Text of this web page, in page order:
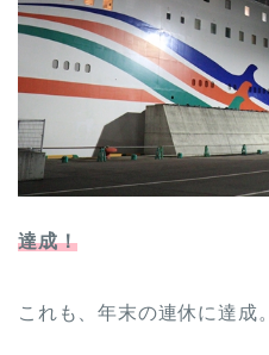
達成！
これも、年末の連休に達成。